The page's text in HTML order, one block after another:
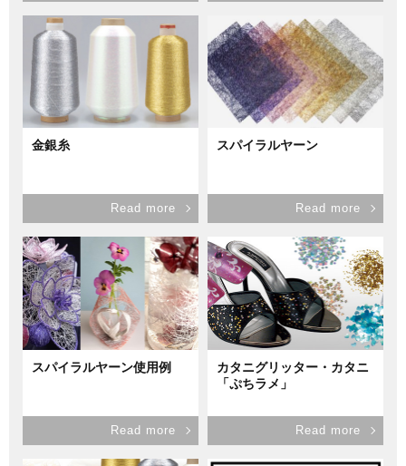
金銀糸
Read more
スパイラルヤーン
Read more
スパイラルヤーン使用例
Read more
カタニグリッター・カタニ
「ぷちラメ」
Read more